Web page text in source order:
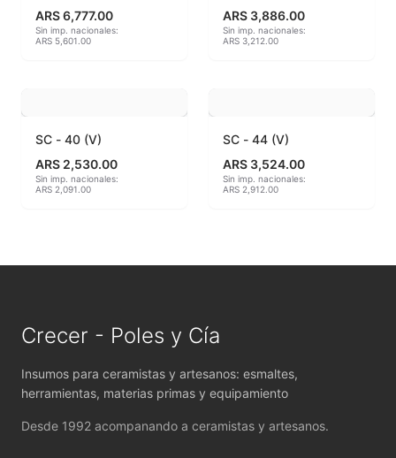
MAYCO DUNCAN EZ STROKES
MAYCO ENGOBE
MAYCO FOUNDATIONS SHEER
MAYCO FUNDAMENTALS UNDERGLAZES
ARS 6,777.00
Sin imp. nacionales:
ARS 5,601.00
ARS 3,886.00
Sin imp. nacionales:
ARS 3,212.00
SC - 40 (V)
ARS 2,530.00
Sin imp. nacionales:
ARS 2,091.00
SC - 44 (V)
ARS 3,524.00
Sin imp. nacionales:
ARS 2,912.00
Crecer - Poles y Cía
Insumos para ceramistas y artesanos: esmaltes,
herramientas, materias primas y equipamiento
Desde 1992 acompanando a ceramistas y artesanos.